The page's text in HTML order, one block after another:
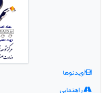
ویدئوها
راهنمایی